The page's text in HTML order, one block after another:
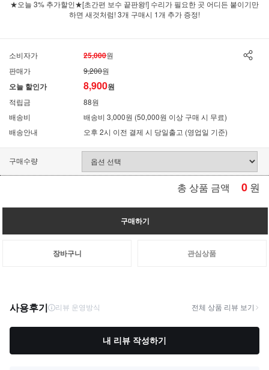
★오늘 3% 추가할인★[초간편 보수 끝판왕!] 수리가 필요한 곳 어디든 붙이기만
하면 새것처럼! 3개 구매시 1개 추가 증정!
소비자가 25,000원
판매가
9,200원
오늘 할인가 8,900원
적립금
88원
배송비
배송비 3,000원 (50,000원 이상 구매 시 무료)
배송안내
오후 2시 이전 결제 시 당일출고 (영업일 기준)
구매수량
총 상품 금액 0 원
구매하기
장바구니 관심상품